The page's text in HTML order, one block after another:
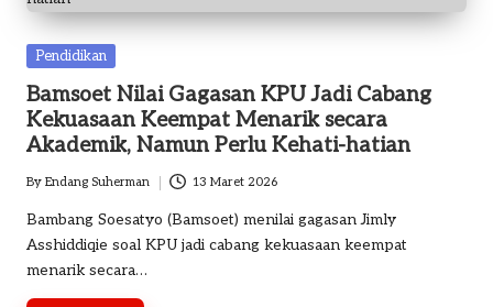
et
n
e
w
sc
o
m
Posted
Pendidikan
Bamsoet Nilai Gagasan KPU Jadi Cabang
Kekuasaan Keempat Menarik secara
Akademik, Namun Perlu Kehati-hatian
Posted
by
By Endang Suherman 13 Maret 2026
Bambang Soesatyo (Bamsoet) menilai gagasan Jimly
Asshiddiqie soal KPU jadi cabang kekuasaan keempat
menarik secara…